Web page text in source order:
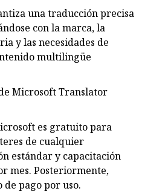
una traducción precisa
con la marca, la
y las necesidades de
multilingüe
Microsoft Translator
es gratuito para
de cualquier
estándar y capacitación
mes. Posteriormente,
pago por uso.